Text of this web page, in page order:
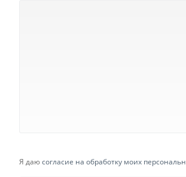
Я даюсогласие на обработку моих